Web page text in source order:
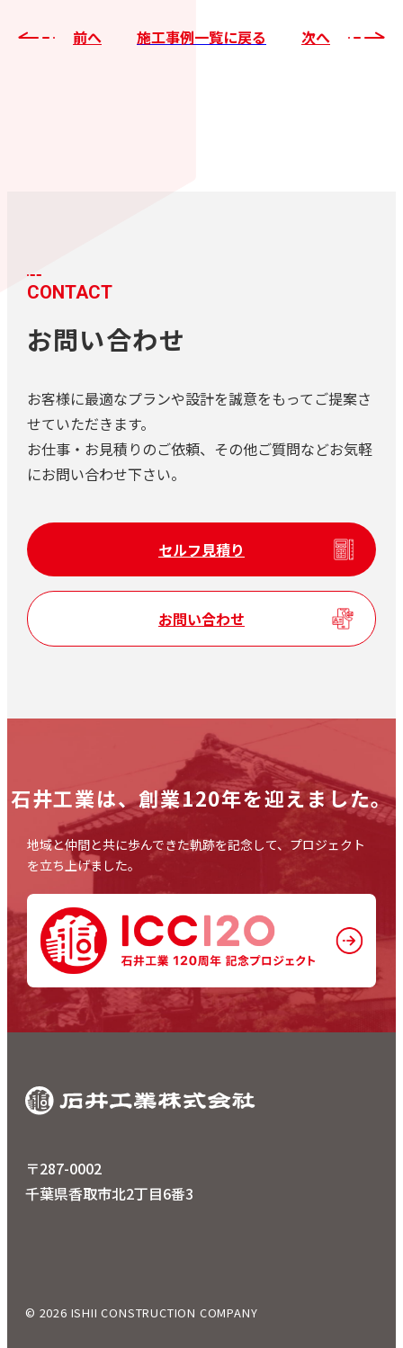
前へ 施工事例一覧に戻る 次へ
CONTACT
お問い合わせ
お客様に最適なプランや設計を誠意をもってご提案さ
せていただきます。
お仕事・お見積りのご依頼、その他ご質問などお気軽
にお問い合わせ下さい。
セルフ見積り
お問い合わせ
石井工業は、創業120年を迎えました。
地域と仲間と共に歩んできた軌跡を記念して、プロジェクト
を立ち上げました。
〒287-0002
千葉県香取市北2丁目6番3
© 2026 ISHII CONSTRUCTION COMPANY